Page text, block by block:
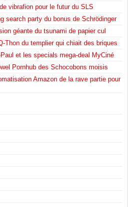
vibrafion pour le futur du SLS
search party du bonus de Schrödinger
géante du tsunami de papier cul
Thon du templier qui chiait des briques
et les specials mega-deal MyCiné
Pornhub des Schocobons moisis
Amazon de la rave partie pour